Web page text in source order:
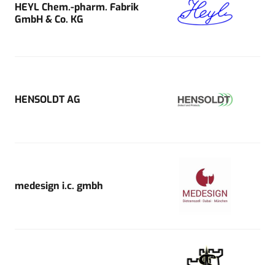
HEYL Chem.-pharm. Fabrik
GmbH & Co. KG
HENSOLDT AG
medesign i.c. gmbh